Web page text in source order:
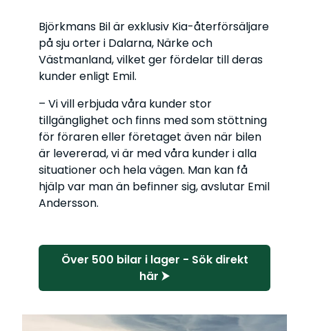
Björkmans Bil är exklusiv Kia-återförsäljare
på sju orter i Dalarna, Närke och
Västmanland, vilket ger fördelar till deras
kunder enligt Emil.
– Vi vill erbjuda våra kunder stor
tillgänglighet och finns med som stöttning
för föraren eller företaget även när bilen
är levererad, vi är med våra kunder i alla
situationer och hela vägen. Man kan få
hjälp var man än befinner sig, avslutar Emil
Andersson.
Över 500 bilar i lager - Sök direkt
här ⮞